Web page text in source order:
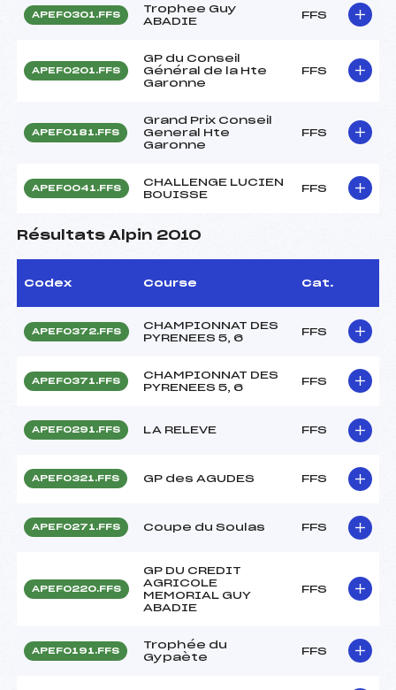
APEF0301.FFS
Trophee Guy
ABADIE
FFS
APEF0201.FFS
GP du Conseil
Général de la Hte
Garonne
FFS
APEF0181.FFS
Grand Prix Conseil
General Hte
Garonne
FFS
APEF0041.FFS
CHALLENGE LUCIEN
BOUISSE
FFS
Résultats Alpin 2010
Codex Course Cat.
APEF0372.FFS
CHAMPIONNAT DES
PYRENEES 5, 6
FFS
APEF0371.FFS
CHAMPIONNAT DES
PYRENEES 5, 6
FFS
APEF0291.FFS LA RELEVE FFS
APEF0321.FFS GP des AGUDES FFS
APEF0271.FFS Coupe du Soulas FFS
APEF0220.FFS
GP DU CREDIT
AGRICOLE
MEMORIAL GUY
ABADIE
FFS
APEF0191.FFS
Trophée du
Gypaète
FFS